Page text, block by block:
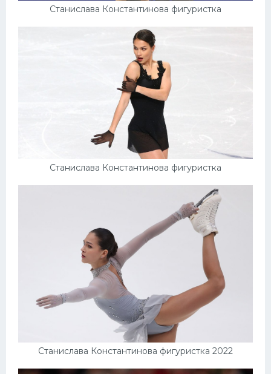
Станислава Константинова фигуристка
Станислава Константинова фигуристка
Станислава Константинова фигуристка 2022